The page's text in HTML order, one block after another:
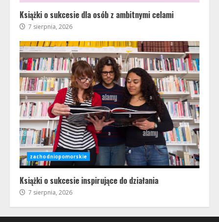
Książki o sukcesie dla osób z ambitnymi celami
7 sierpnia, 2026
zachodniopomorskie
Książki o sukcesie inspirujące do działania
7 sierpnia, 2026